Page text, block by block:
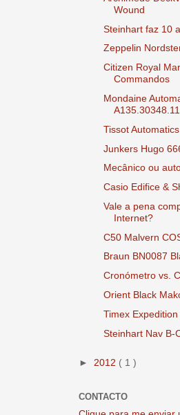
Wound
Steinhart faz 10
Zeppelin
Citizen Royal
Commandos
Mondaine
Tissot
Junkers Hugo
Mecânico ou
Casio Edifice &
Vale a pena
Internet?
C50 Malvern
Braun BN0087
Cronómetro vs.
Orient Black
Timex
Steinhart Nav B-
► 2012 ( 1 )
CONTACTO